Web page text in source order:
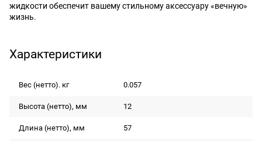
жидкости обеспечит вашему стильному аксессуару «вечную»
жизнь.
Характеристики
Вес (нетто). кг 0.057
Высота (нетто), мм 12
Длина (нетто), мм 57